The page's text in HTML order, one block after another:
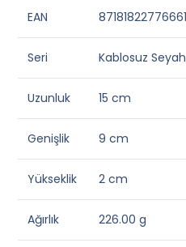
EAN 87181822776661
Seri Kablosuz
Uzunluk 15 cm
Genişlik 9 cm
Yükseklik 2 cm
Ağırlık 226.00 g